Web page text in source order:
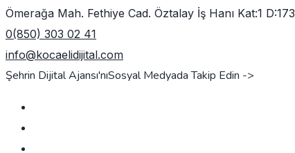
Ömerağa Mah. Fethiye Cad. Öztalay İş Hanı Kat:1 D:173
0(850) 303 02 41
info@kocaelidijital.com
Şehrin Dijital Ajansı'nıSosyal Medyada Takip Edin ->